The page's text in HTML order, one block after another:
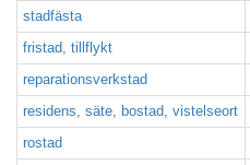
stadfästa
fristad, tillflykt
reparationsverkstad
residens, säte, bostad, vistelseort
rostad